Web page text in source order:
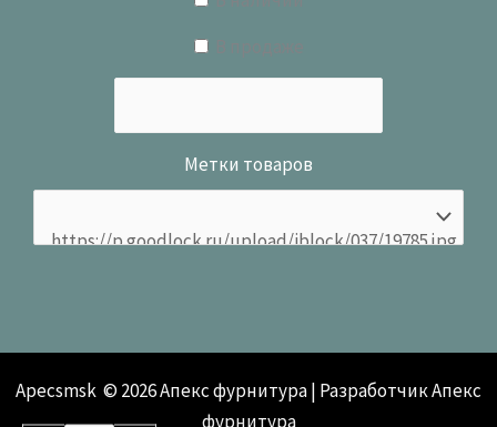
Метки товаров
Apecsmsk © 2026 Апекс фурнитура | Разработчик Апекс
фурнитура